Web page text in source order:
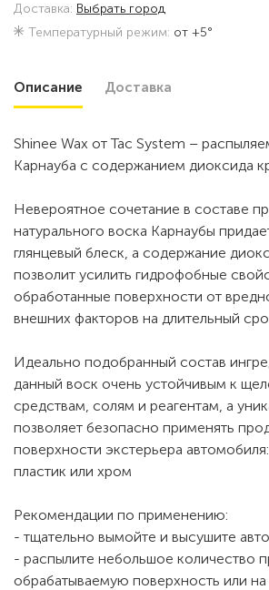
Доставка: Выбрать город
Температурный режим: от +5°
Описание Доставка
Shinee Wax от Tac System –
Карнауба с содержанием диоксида
Невероятное сочетание в составе
натурального воска Карнаубы
глянцевый блеск, а содержание
позволит усилить гидрофобные
обработанные поверхности от
внешних факторов на длительный
Идеально подобранный состав
данный воск очень устойчивым к
средствам, солям и реагентам, а
позволяет безопасно применять
поверхности экстерьера
пластик или хром
Рекомендации по применению:
- тщательно вымойте и высушите
- распылите небольшое количество
обрабатываемую поверхность или